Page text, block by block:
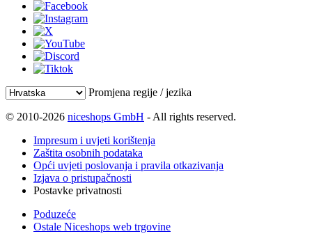
Promjena regije / jezika
© 2010-2026 niceshops GmbH - All rights reserved.
Impresum i uvjeti korištenja
Zaštita osobnih podataka
Opći uvjeti poslovanja i pravila otkazivanja
Izjava o pristupačnosti
Postavke privatnosti
Poduzeće
Ostale Niceshops web trgovine